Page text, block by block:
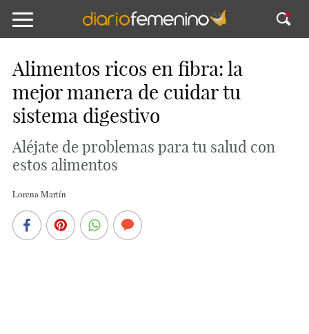
Alimentos ricos en fibra: la
mejor manera de cuidar tu
sistema digestivo
Aléjate de problemas para tu salud con
estos alimentos
Lorena Martín